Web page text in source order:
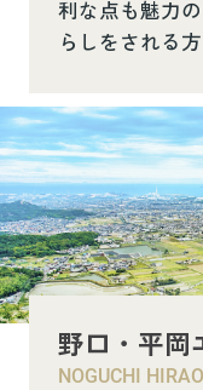
利な点も魅力
らしをされる
野口・平岡
NOGUCHI